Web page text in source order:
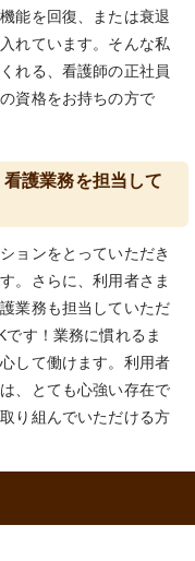
能を回復、または衰退
れています。そんな私
れる、看護師の正社員
資格をお持ちの方で
護業務を担当して
ョンをとっていただき
。さらに、利用者さま
業務も担当していただ
す！業務に慣れるま
して働けます。利用者
、とても心強い存在で
り組んでいただける方